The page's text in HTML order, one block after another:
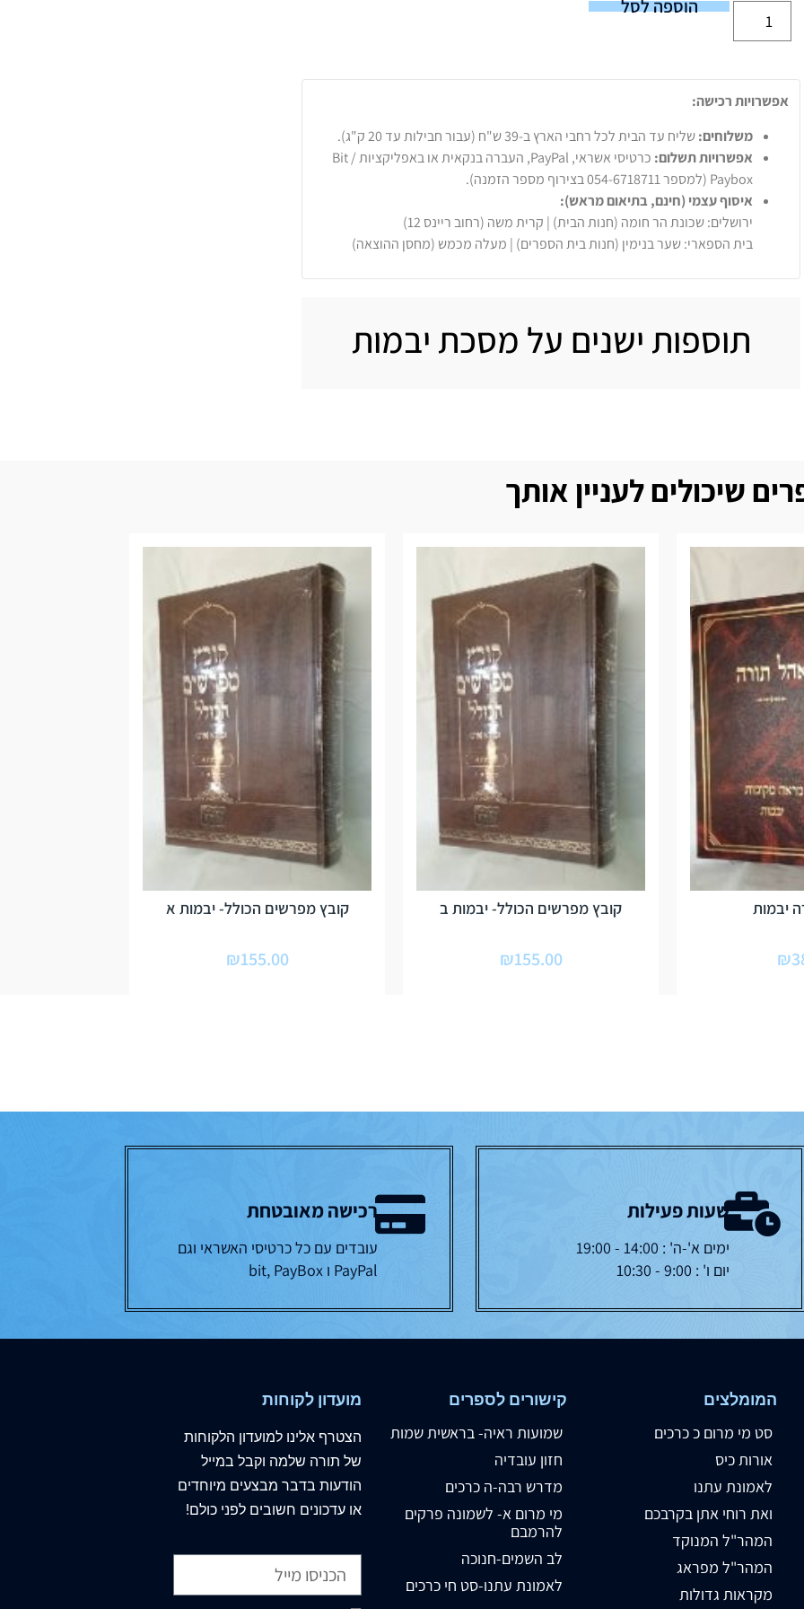
הוספה לסל
אפשרויות רכישה:
משלוחים:שליח עד הבית לכל רחבי הארץ ב-39 ש"ח (עבור חבילות עד 20 ק"ג).
אפשרויות תשלום:
כרטיסי אשראי, PayPal, העברה בנקאית או באפליקציות Bit /
Paybox (למספר 054-6718711 בצירוף מספר הזמנה).
איסוף עצמי (חינם, בתיאום מראש):
ירושלים: שכונת הר חומה (חנות הבית) | קרית משה (רחוב ריינס 12)
בית הספארי: שער בנימין (חנות בית הספרים) | מעלה מכמש (מחסן ההוצאה)
תוספות ישנים על מסכת יבמות
שיכולים לעניין אותך
יבמות
₪
קובץ מפרשים הכולל- יבמות ב
₪155.00
קובץ מפרשים הכולל- יבמות א
₪155.00
שעות פעילות
ימים א'-ה' : 14:00 - 19:00
יום ו' : 9:00 - 10:30
רכישה מאובטחת
עובדים עם כל כרטיסי האשראי וגם
PayPal ו bit, PayBox
המומלצים
סט מי מרום כ כרכים
אורות כיס
לאמונת עתנו
ואת רוחי אתן בקרבכם
המהר"ל המנוקד
המהר"ל מפראג
מקראות גדולות
קישורים לספרים
שמועות ראיה- בראשית שמות
חזון עובדיה
מדרש רבה-ה כרכים
מי מרום א- לשמונה פרקים
להרמבם
לב השמים-חנוכה
לאמונת עתנו-סט חי כרכים
מועדון לקוחות
הצטרף אלינו למועדון הלקוחות
של תורה שלמה וקבל במייל
הודעות בדבר מבצעים מיוחדים
או עדכונים חשובים לפני כולם!